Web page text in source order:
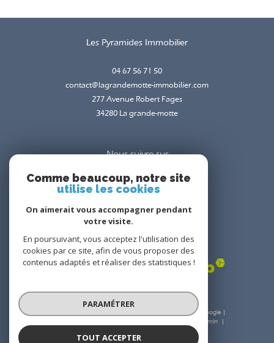
Les Pyramides Immobilier
04 67 56 71 50
contact@lagrandemotte-immobilier.com
277 Avenue Robert Fages
34280 la grande-motte
Nous suivre sur
Adhérents
© 2026 | Tous droits réservés | Traduction powered by Google |
Admin
Comme beaucoup, notre site
utilise les cookies
On aimerait vous accompagner pendant
votre visite.
En poursuivant, vous acceptez l'utilisation des
cookies par ce site, afin de vous proposer des
contenus adaptés et réaliser des statistiques !
PARAMÉTRER
TOUT ACCEPTER